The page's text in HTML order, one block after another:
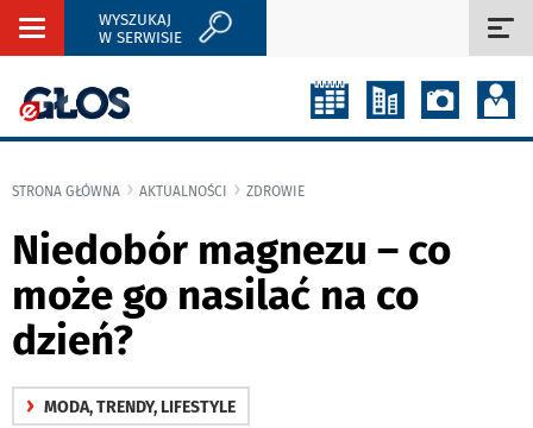
Rozwiń
WYSZUKAJ
W SERWISIE
STRONA GŁÓWNA AKTUALNOŚCI ZDROWIE
Niedobór magnezu – co
może go nasilać na co
dzień?
› MODA, TRENDY, LIFESTYLE